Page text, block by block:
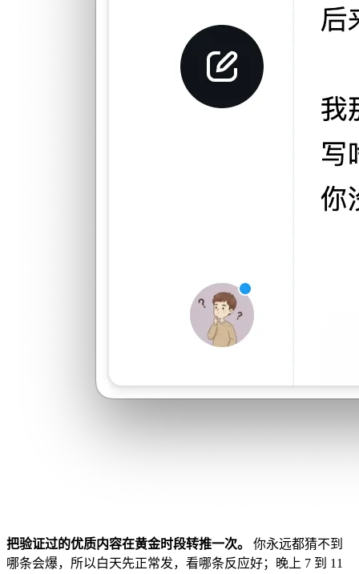
把验证过的优质内容在黄金时段转推一次。
你永远都猜不到
哪条会爆，所以白天先正常发，看哪条反应好；晚上 7 到 11